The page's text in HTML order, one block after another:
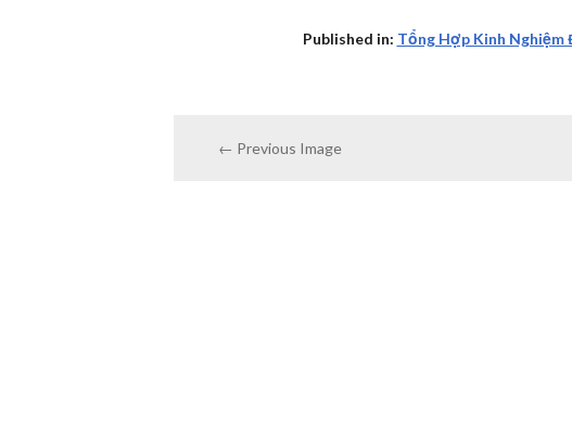
Published in: Tổng Hợp Kinh
← Previous Image